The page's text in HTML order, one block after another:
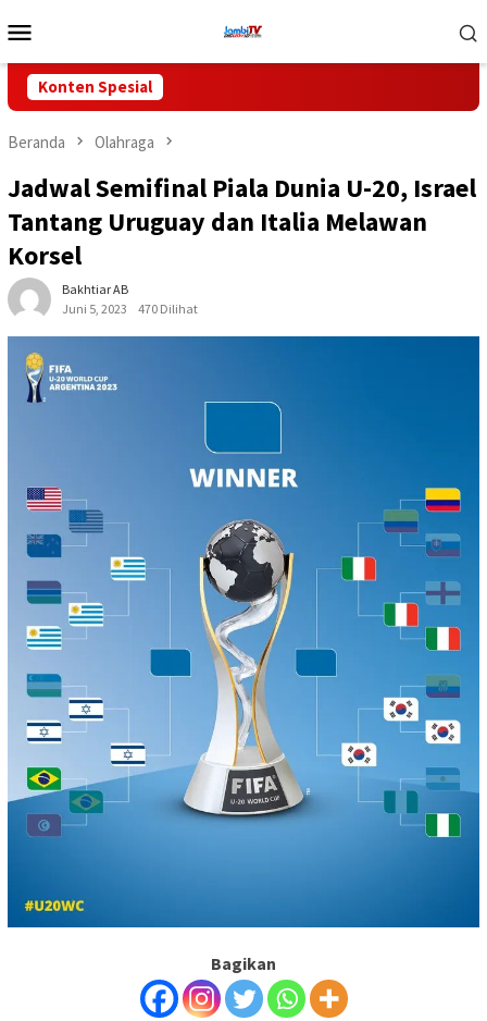
ke
Mobile
Konten Spesial
Beranda Olahraga
Jadwal Semifinal Piala Dunia U-20, Israel
Tantang Uruguay dan Italia Melawan
Korsel
Bakhtiar AB
Juni 5, 2023
470 Dilihat
Bagikan